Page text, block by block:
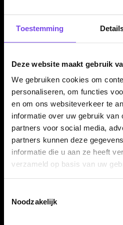
Toestemming
Deze website maakt gebruik
We gebruiken cookies om
personaliseren, om functies
en om ons websiteverkeer te
informatie over uw gebruik van
partners voor social media,
partners kunnen deze
informatie die u aan ze heeft
verzameld op basis van uw
Noodzakelijk
Harrows Plain Silika Flights
complete set dartpijlen. Een
met een compacte Standard 6
Kenmerken van de Harrows
✓ Originele Harrows dart flights
✓ Plain Silika design
✓ Standard 6 / NO6 flightvorm
✓ Gemaakt van stevig 100
✓ Compactere vorm dan